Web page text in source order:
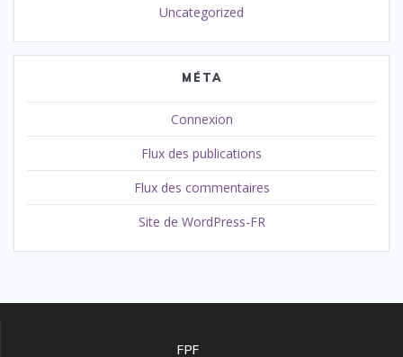
Uncategorized
MÉTA
Connexion
Flux des publications
Flux des commentaires
Site de WordPress-FR
FPF